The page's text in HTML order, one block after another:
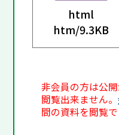
html
htm/9.3KB
非会員の方は公
閲覧出来ません。
間の資料を閲覧で